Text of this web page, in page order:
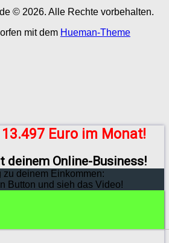
© 2026. Alle Rechte vorbehalten.
mit dem Hueman-Theme
Euro im Monat!
deinem Online-Business!
zu deinem Einkommen:
Button und sieh das Video!